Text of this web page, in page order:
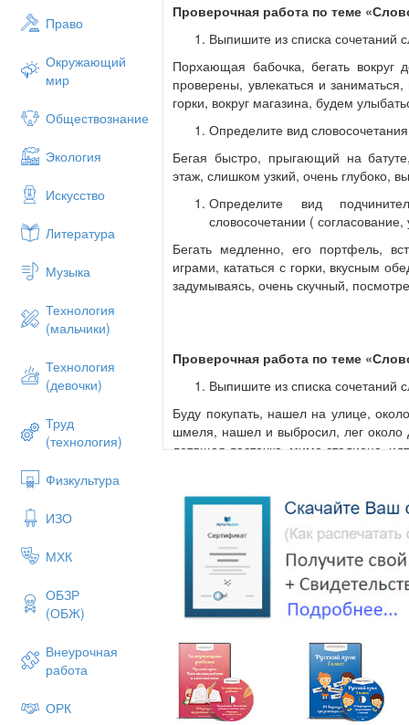
Право
Окружающий
мир
Обществознание
Экология
Искусство
Литература
Музыка
Технология
(мальчики)
Технология
(девочки)
Труд
(технология)
Физкультура
ИЗО
МХК
ОБЗР
(ОБЖ)
Внеурочная
работа
ОРК
Проверочная работа по теме
Выпишите из списка сочетаний
Порхающая бабочка, бегать вокруг
проверены, увлекаться и
горки, вокруг магазина, будем
Определите вид
Бегая быстро, прыгающий на
этаж, слишком узкий, очень глубоко,
Определите вид
словосочетании (
Бегать медленно, его портфель,
играми, кататься с горки, вкусным
задумываясь, очень скучный,
Проверочная работа по теме
Выпишите из списка сочетаний
Буду покупать, нашел на улице,
шмеля, нашел и выбросил, лег около
летящая ласточка, мимо стадиона,
Очень смешно, расстилающийся
смешной, езда на велосипеде,
пришедших, веселясь с друзьями.
Определите вид
словосочетании (
Говорить с ним, увидел её,
прыгать далеко, очень громко,